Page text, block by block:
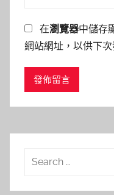
在瀏覽器中儲存
網站網址，以供下
Search